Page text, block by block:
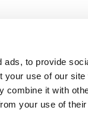
to provide
use of our
it with
your use of